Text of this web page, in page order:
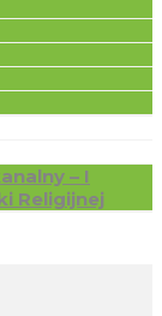
– I
Religijnej